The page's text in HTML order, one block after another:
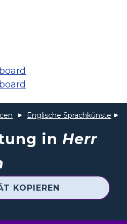
Englische Sprachkünste
in Herr
KOPIEREN